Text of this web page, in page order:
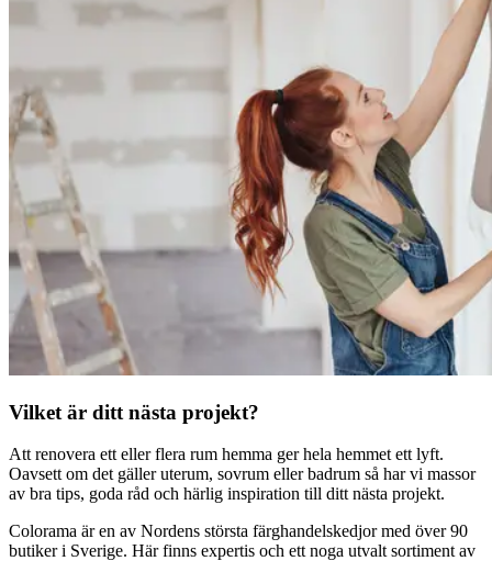
Vilket är ditt nästa projekt?
Att renovera ett eller flera rum hemma ger hela hemmet ett lyft.
Oavsett om det gäller uterum, sovrum eller badrum så har vi massor
av bra tips, goda råd och härlig inspiration till ditt nästa projekt.
Colorama är en av Nordens största färghandelskedjor med över 90
butiker i Sverige. Här finns expertis och ett noga utvalt sortiment av